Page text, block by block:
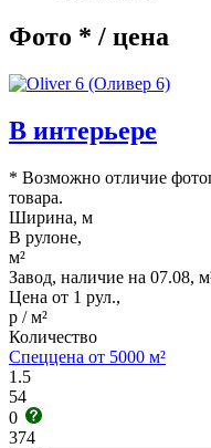
Фото * / цена
В интерьере
* Возможно отличие
товара.
Ширина, м
В рулоне,
м²
Завод, наличие на 07.08,
Цена от 1 рул.,
р / м²
Количество
Спеццена от 5000 м²
1.5
54
0
374